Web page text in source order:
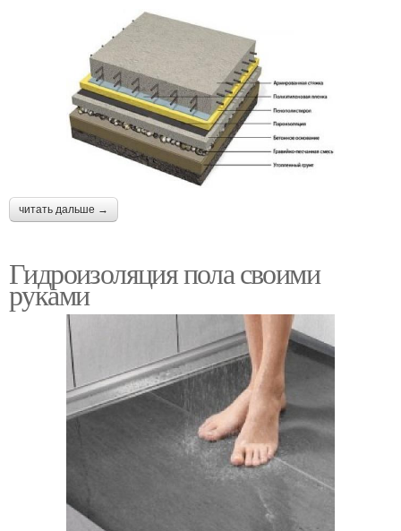
читать дальше →
Гидроизоляция пола своими
руками